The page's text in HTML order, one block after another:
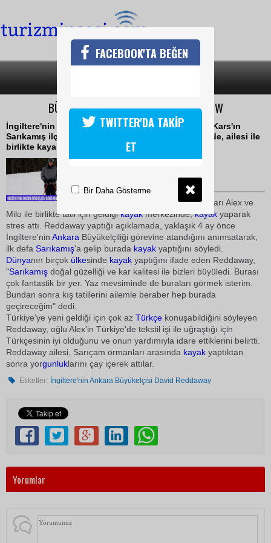
BÜYÜKELÇİ REDDAWAY DEN KAYAK SHOW
İngiltere'nin Ankara Büyükelçisi David Reddaway, Kars'ın
Sarıkamış ilçesindeki Bayraktepe Kayak Merkezi'nde, ailesi ile
birlikte kayak yapmanın keyfini yaşadı
Reddaway, eşi Roshan, oğulları Alex ve
Milo ile birlikte tatil için geldiğikayakmerkezinde,kayak yaparak
stres attı. Reddaway yaptığı açıklamada, yaklaşık 4 ay önce
İngiltere'nin Ankara Büyükelçiliği görevine atandığını anımsatarak,
ilk defa Sarıkamış'a gelip burada kayak yaptığını söyledi.
Dünyanın birçok ülkesinde kayak yaptığını ifade eden Reddaway,
"Sarıkamış doğal güzelliği ve kar kalitesi ile bizleri büyüledi. Burası
çok fantastik bir yer. Yaz mevsiminde de buraları görmek isterim.
Bundan sonra kış tatillerini ailemle beraber hep burada
geçireceğim" dedi.
Türkiye'ye yeni geldiği için çok az Türkçe konuşabildiğini söyleyen
Reddaway, oğlu Alex'in Türkiye'de tekstil işi ile uğraştığı için
Türkçesinin iyi olduğunu ve onun yardımıyla idare ettiklerini belirtti.
Reddaway ailesi, Sarıçam ormanları arasında kayak yaptıktan
sonra yorgunluklarını çay içerek attılar.
Etiketler: İngiltere'nin Ankara Büyükelçisi David Reddaway
Yorumlar
FACEBOOK'TA BEĞEN
TWITTER'DA TAKİP
ET
Bir Daha Gösterme